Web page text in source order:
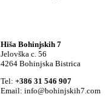
Hiša Bohinjskih 7
Jelovška c. 56
4264 Bohinjska Bistrica
Tel: +386 31 546 907
Email: info@bohinjskih7.com